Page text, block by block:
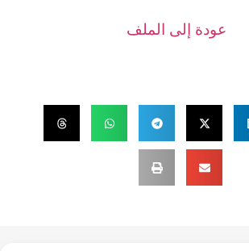
عودة إلى الملف